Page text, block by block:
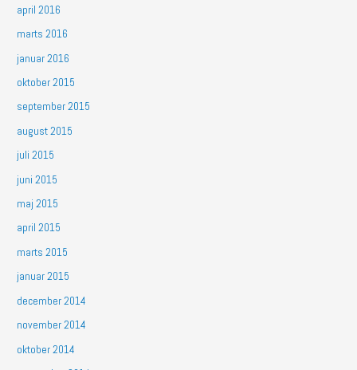
april 2016
marts 2016
januar 2016
oktober 2015
september 2015
august 2015
juli 2015
juni 2015
maj 2015
april 2015
marts 2015
januar 2015
december 2014
november 2014
oktober 2014